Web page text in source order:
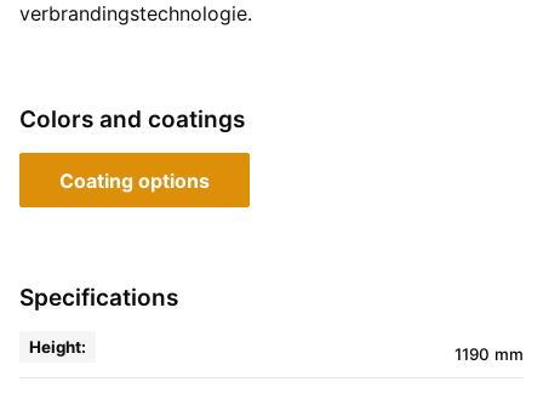
verbrandingstechnologie.
Colors and coatings
Coating options
Specifications
Height: 1190 mm